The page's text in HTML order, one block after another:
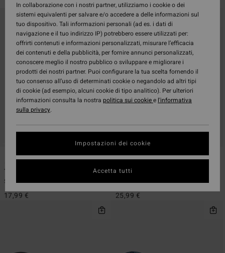
criteri
ricerca
visualizza
ordine
Tides Classic Solid
Sandali Nero uomo
17,99 €
5
All Day Theme
Infradito da spiaggia Blu uomo
25,99 €
In collaborazione con i nostri partner, utilizziamo i cookie o dei
sistemi equivalenti per salvare e/o accedere a delle informazioni sul
tuo dispositivo. Tali informazioni personali (ad es. i dati di
navigazione e il tuo indirizzo IP) potrebbero essere utilizzati per:
offrirti contenuti e informazioni personalizzati, misurare l’efficacia
dei contenuti e della pubblicità, per fornire annunci personalizzati,
conoscere meglio il nostro pubblico o sviluppare e migliorare i
prodotti dei nostri partner. Puoi configurare la tua scelta fornendo il
tuo consenso all’uso di determinati cookie o negandolo ad altri tipi
di cookie (ad esempio, alcuni cookie di tipo analitico). Per ulteriori
informazioni consulta la nostra politica sui cookiee l'informativa
sulla privacy.
Impostazioni dei cookie
Accetta tutti